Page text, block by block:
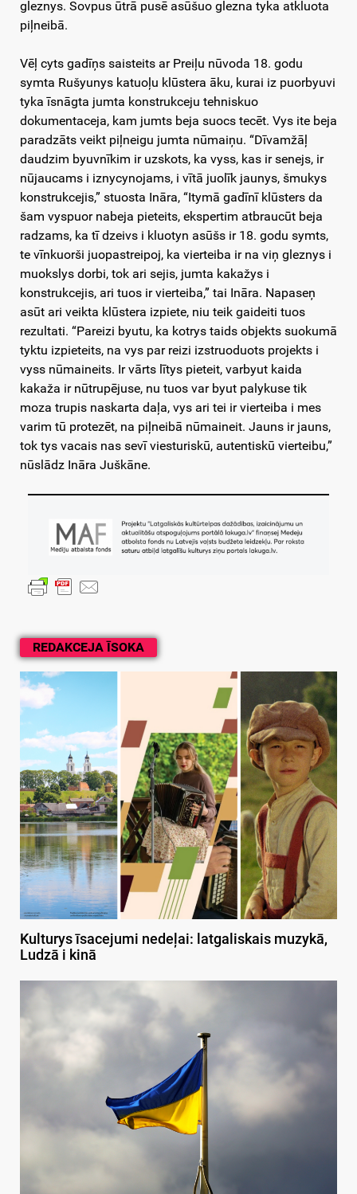
REDAKCEJA ĪSOKA
Kulturys īsacejumi nedeļai: latgaliskais muzykā,
Ludzā i kinā
gleznys. Sovpus ūtrā pusē asūšuo glezna tyka atkluota
piļneibā.
Vēļ cyts gadīņs saisteits ar Preiļu nūvoda 18. godu
symta Rušyunys katuoļu klūstera āku, kurai iz puorbyuvi
tyka īsnāgta jumta konstrukceju tehniskuo
dokumentaceja, kam jumts beja suocs tecēt. Vys ite beja
paradzāts veikt piļneigu jumta nūmaiņu. “Dīvamžāļ
daudzim byuvnīkim ir uzskots, ka vyss, kas ir senejs, ir
nūjaucams i iznycynojams, i vītā juolīk jaunys, šmukys
konstrukcejis,” stuosta Ināra, “Itymā gadīnī klūsters da
šam vyspuor nabeja pieteits, ekspertim atbraucūt beja
radzams, ka tī dzeivs i kluotyn asūšs ir 18. godu symts,
te vīnkuorši juopastreipoj, ka vierteiba ir na viņ gleznys i
muokslys dorbi, tok ari sejis, jumta kakažys i
konstrukcejis, ari tuos ir vierteiba,” tai Ināra. Napaseņ
asūt ari veikta klūstera izpiete, niu teik gaideiti tuos
rezultati. “Pareizi byutu, ka kotrys taids objekts suokumā
tyktu izpieteits, na vys par reizi izstruoduots projekts i
vyss nūmaineits. Ir vārts lītys pieteit, varbyut kaida
kakaža ir nūtrupējuse, nu tuos var byut palykuse tik
moza trupis naskarta daļa, vys ari tei ir vierteiba i mes
varim tū protezēt, na piļneibā nūmaineit. Jauns ir jauns,
tok tys vacais nas sevī viesturiskū, autentiskū vierteibu,”
nūslādz Ināra Juškāne.